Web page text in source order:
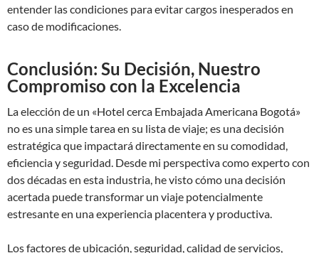
entender las condiciones para evitar cargos inesperados en
caso de modificaciones.
Conclusión: Su Decisión, Nuestro
Compromiso con la Excelencia
La elección de un «Hotel cerca Embajada Americana Bogotá»
no es una simple tarea en su lista de viaje; es una decisión
estratégica que impactará directamente en su comodidad,
eficiencia y seguridad. Desde mi perspectiva como experto con
dos décadas en esta industria, he visto cómo una decisión
acertada puede transformar un viaje potencialmente
estresante en una experiencia placentera y productiva.
Los factores de ubicación, seguridad, calidad de servicios,